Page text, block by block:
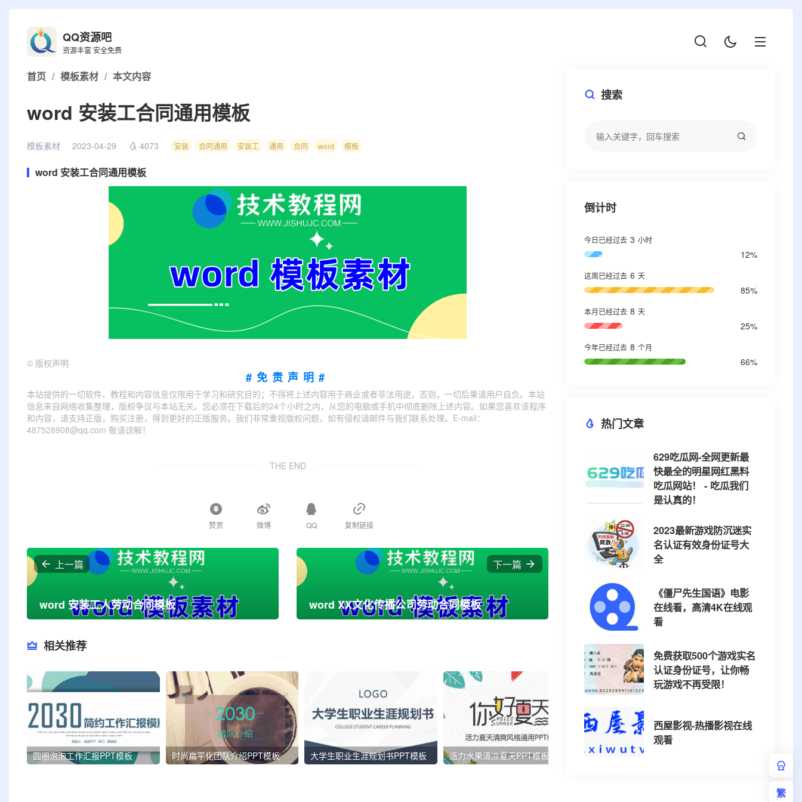
QQ资源吧
资源丰富 安全免费
首页 / 模板素材 / 本文内容
word 安装工合同通用模板
模板素材 2023-04-29 4073 安装 合同通用 安装工 通用 合同 word 模板
word 安装工合同通用模板
© 版权声明
#免责声明#
本站提供的一切软件、教程和内容信息仅限用于学习和研究目的；不得将上述内容用于商业或者非法用途，否则，一切后果请用户自负。本站
信息来自网络收集整理，版权争议与本站无关。您必须在下载后的24个小时之内，从您的电脑或手机中彻底删除上述内容。如果您喜欢该程序
和内容，请支持正版，购买注册，得到更好的正版服务。我们非常重视版权问题，如有侵权请邮件与我们联系处理。E-mail：
487528908@qq.com 敬请谅解！
THE END
赞赏 微博 QQ 复制链接
上一篇
word 安装工人劳动合同模板
下一篇
word XX文化传播公司劳动合同模板
相关推荐
圆圈泡泡工作汇报PPT模板 时尚扁平化团队介绍PPT模板 大学生职业生涯规划书PPT模板 活力水果清凉夏天PPT模板 简约大气灰色工作汇报PPT模板
搜索
倒计时
今日已经过去 3 小时
12%
这周已经过去 6 天
85%
本月已经过去 8 天
25%
今年已经过去 8 个月
66%
热门文章
629吃瓜网-全网更新最
快最全的明星网红黑料
吃瓜网站！ - 吃瓜我们
是认真的！
2023最新游戏防沉迷实
名认证有效身份证号大
全
《僵尸先生国语》电影
在线看，高清4K在线观
看
免费获取500个游戏实名
认证身份证号，让你畅
玩游戏不再受限！
西屋影视-热播影视在线
观看
繁